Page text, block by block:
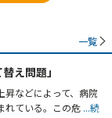
一覧
え問題」
などによって、病院
れている。この危 ...続